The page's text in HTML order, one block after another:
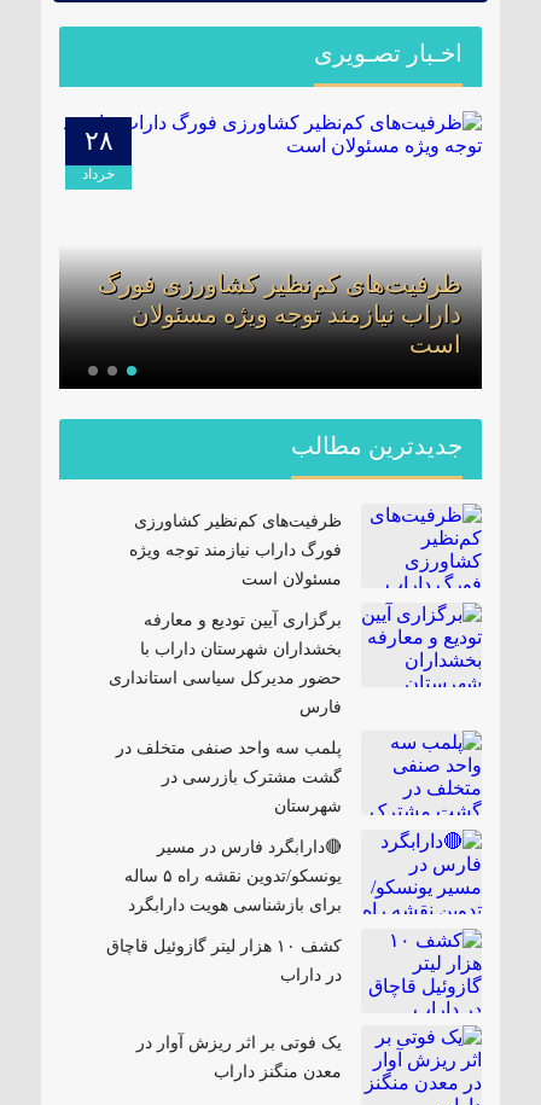
اخـبار تصـویری
۲۸
خرداد
ظرفیت‌های کم‌نظیر کشاورزی فورگ
داراب نیازمند توجه ویژه مسئولان
است
جدیدترین مطالب
ظرفیت‌های کم‌نظیر کشاورزی
فورگ داراب نیازمند توجه ویژه
مسئولان است
برگزاری آیین تودیع و معارفه
بخشداران شهرستان داراب با
حضور مدیرکل سیاسی استانداری
فارس
پلمب سه واحد صنفی متخلف در
گشت مشترک بازرسی در
شهرستان
🔴دارابگرد فارس در مسیر
یونسکو/تدوین نقشه راه ۵ ساله
برای بازشناسی هویت دارابگرد
کشف ۱۰ هزار لیتر گازوئیل قاچاق
در داراب
یک فوتی بر اثر ریزش آوار در
معدن منگنز داراب